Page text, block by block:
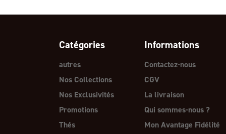
Catégories
autres
Nos Collections
Nos Exclusivités
Promotions
Thés
Informations
Contactez-nous
CGV
La livraison
Qui sommes-nous ?
Mon Avantage Fidélité